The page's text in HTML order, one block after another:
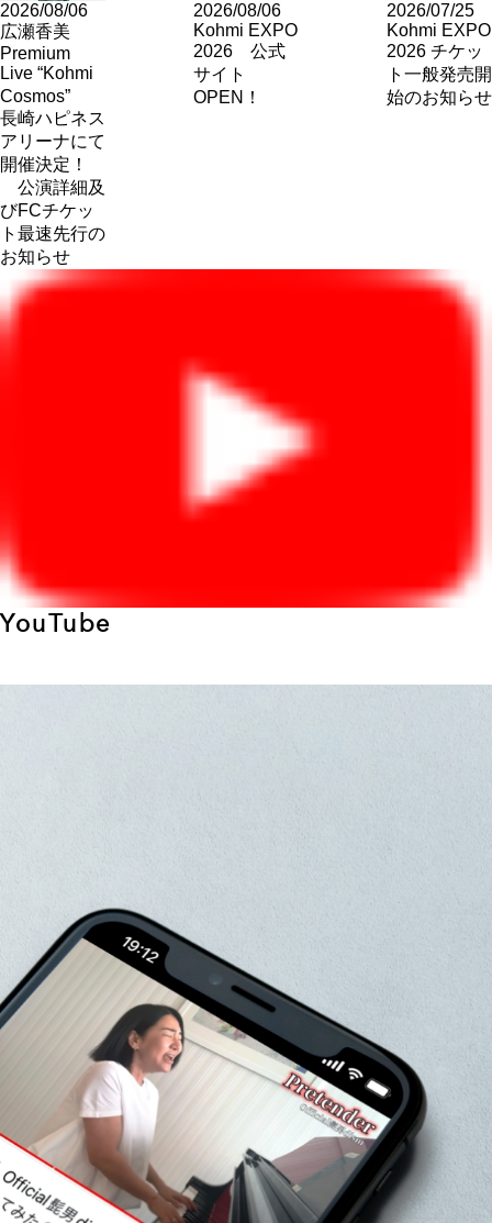
2026/08/06
広瀬香美
Premium
Live “Kohmi
Cosmos”
長崎ハピネス
アリーナにて
開催決定！
公演詳細及
びFCチケッ
ト最速先行の
お知らせ
2026/08/06
Kohmi EXPO
2026 公式
サイト
OPEN！
2026/07/25
Kohmi EXPO
2026 チケッ
ト一般発売開
始のお知らせ
YouTube